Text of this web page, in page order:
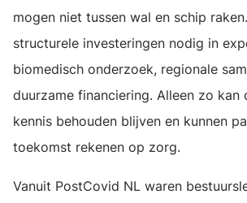
mogen niet tussen wal en schip
structurele investeringen nodig in
biomedisch onderzoek, regionale
duurzame financiering. Alleen zo kan
kennis behouden blijven en kunnen
toekomst rekenen op zorg.
Vanuit PostCovid NL waren